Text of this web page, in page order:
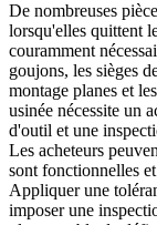
De nombreuses
lorsqu'elles quittent
couramment
goujons, les sièges
montage planes et
usinée nécessite un
d'outil et une
Les acheteurs
sont fonctionnelles
Appliquer une
imposer une